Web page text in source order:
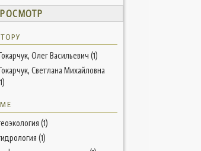
Олег Васильевич (1)
Светлана Михайловна
(1)
(1)